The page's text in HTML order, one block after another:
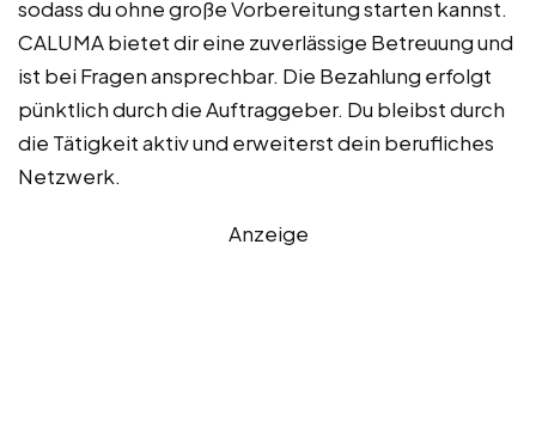
sodass du ohne große Vorbereitung starten kannst.
CALUMA bietet dir eine zuverlässige Betreuung und
ist bei Fragen ansprechbar. Die Bezahlung erfolgt
pünktlich durch die Auftraggeber. Du bleibst durch
die Tätigkeit aktiv und erweiterst dein berufliches
Netzwerk.
Anzeige